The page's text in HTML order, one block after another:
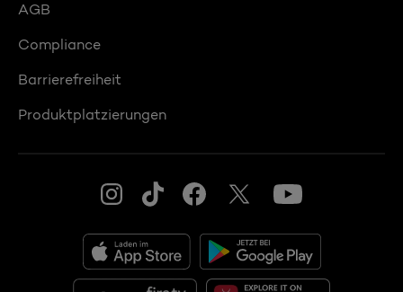
AGB
Compliance
Barrierefreiheit
Produktplatzierungen